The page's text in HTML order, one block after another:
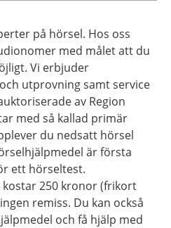
på hörsel. Hos oss
med målet att du
Vi erbjuder
utprovning samt service
av Region
med så kallad primär
du nedsatt hörsel
är första
ett hörseltest.
250 kronor (frikort
remiss. Du kan också
och få hjälp med